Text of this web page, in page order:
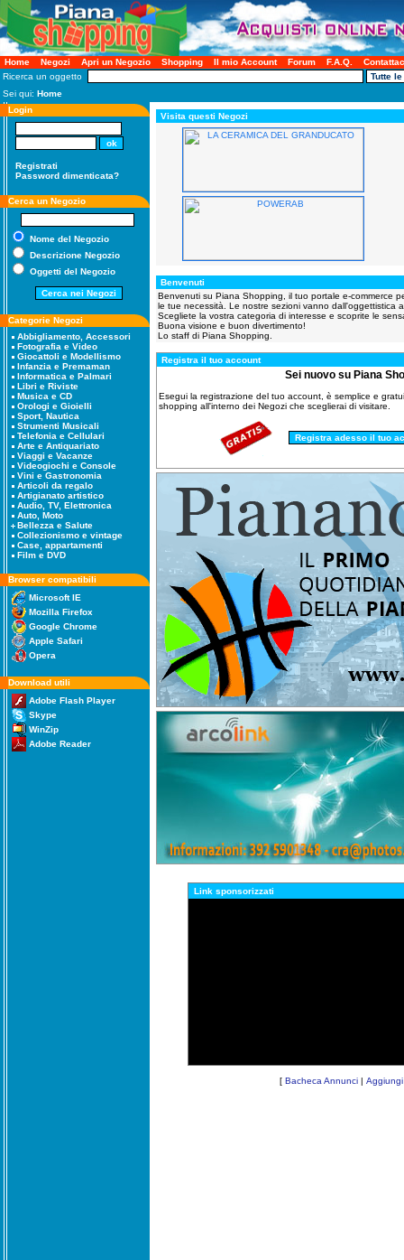
Home Negozi Apri un Negozio Shopping Il mio Account Forum F.A.Q.
Ricerca un oggetto
Sei qui: Home
Login
Registrati
Password dimenticata?
Cerca un Negozio
Nome del Negozio
Descrizione Negozio
Oggetti del Negozio
Categorie Negozi
Abbigliamento, Accessori
Fotografia e Video
Giocattoli e Modellismo
Infanzia e Premaman
Informatica e Palmari
Libri e Riviste
Musica e CD
Orologi e Gioielli
Sport, Nautica
Strumenti Musicali
Telefonia e Cellulari
Arte e Antiquariato
Viaggi e Vacanze
Videogiochi e Console
Vini e Gastronomia
Articoli da regalo
Artigianato artistico
Audio, TV, Elettronica
Auto, Moto
Bellezza e Salute
Collezionismo e vintage
Case, appartamenti
Film e DVD
Browser compatibili
Microsoft IE
Mozilla Firefox
Google Chrome
Apple Safari
Opera
Download utili
Adobe Flash Player
Skype
WinZip
Adobe Reader
Visita questi Negozi
Benvenuti
Benvenuti su Piana Shopping, il tuo portale e-commerce
le tue necessità. Le nostre sezioni vanno dall'oggettistica
Scegliete la vostra categoria di interesse e scoprite le
Buona visione e buon divertimento!
Lo staff di Piana Shopping.
Registra il tuo account
Sei nuovo su Piana
Esegui la registrazione del tuo account, è semplice e
shopping all'interno dei Negozi che sceglierai di visitare.
Link sponsorizzati
[ Bacheca Annunci|